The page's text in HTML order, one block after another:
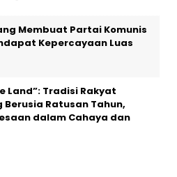
Membuat Partai Komunis
Kepercayaan Luas
Land”: Tradisi Rakyat
Berusia Ratusan Tahun,
dalam Cahaya dan